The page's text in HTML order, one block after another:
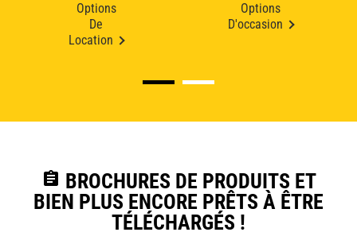
Options
De
Location
Options
D'occasion
assignment BROCHURES DE PRODUITS ET
BIEN PLUS ENCORE PRÊTS À ÊTRE
TÉLÉCHARGÉS !